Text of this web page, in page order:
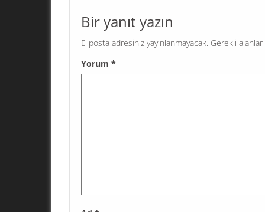
Bir yanıt yazın
E-posta adresiniz yayınlanmayacak. Gerekli alanlar
Yorum *